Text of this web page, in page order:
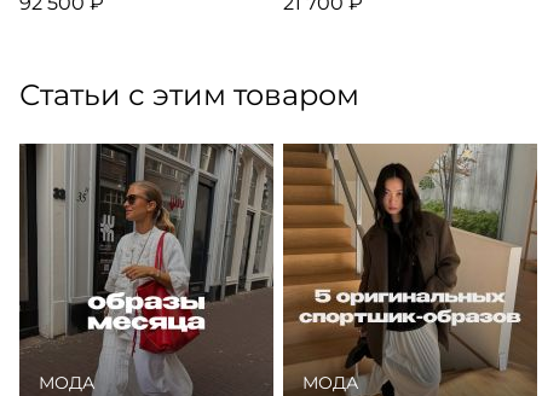
Статьи с этим товаром
МОДА МОДА